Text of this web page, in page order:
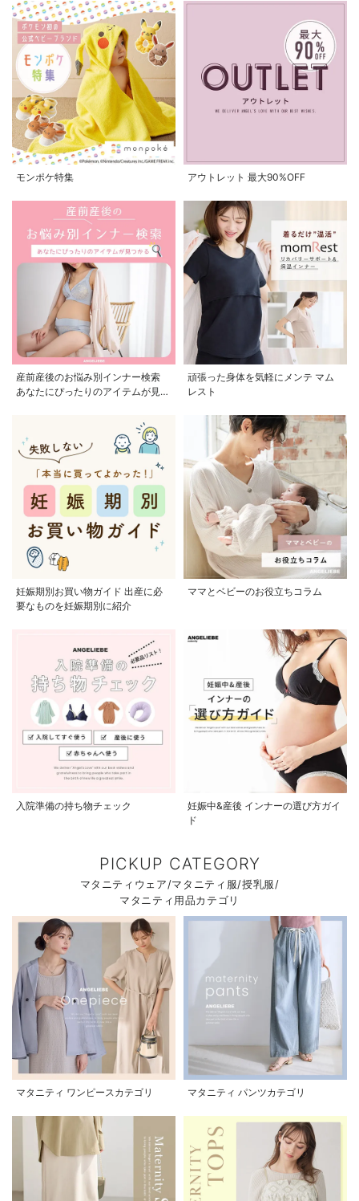
モンポケ特集 アウトレット 最大90%OFF
産前産後のお悩み別インナー検索
あなたにぴったりのアイテムが見つ
頑張った身体を気軽にメンテ マム
レスト
妊娠期別お買い物ガイド 出産に必
要なものを妊娠期別に紹介
ママとベビーのお役立ちコラム
入院準備の持ち物チェック
妊娠中&産後 インナーの選び方ガイ
ド
PICKUP CATEGORY
マタニティウェア/マタニティ服/授乳服/
マタニティ用品カテゴリ
マタニティ ワンピースカテゴリ マタニティ パンツカテゴリ